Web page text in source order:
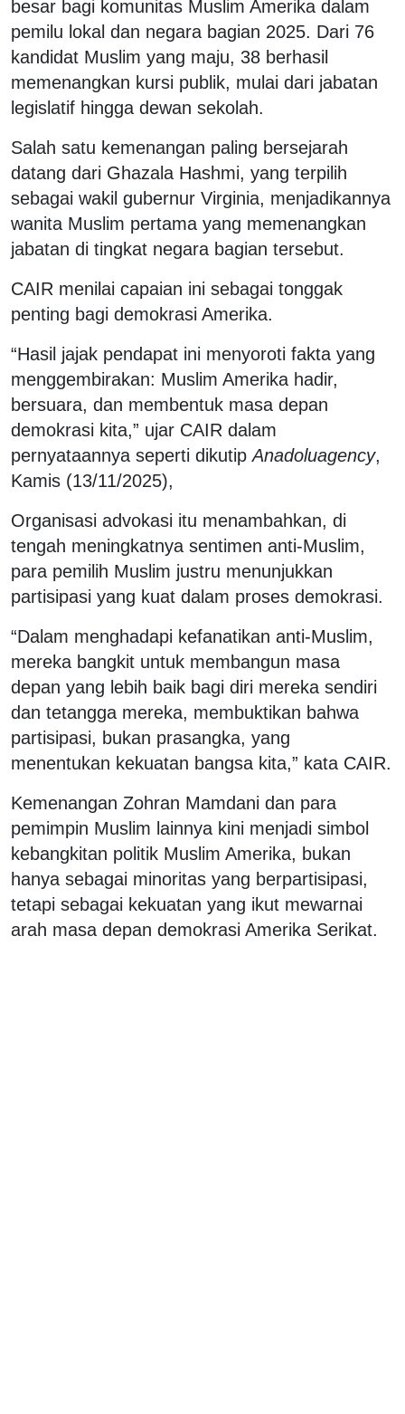
besar bagi komunitas Muslim Amerika dalam
pemilu lokal dan negara bagian 2025. Dari 76
kandidat Muslim yang maju, 38 berhasil
memenangkan kursi publik, mulai dari jabatan
legislatif hingga dewan sekolah.
Salah satu kemenangan paling bersejarah
datang dari Ghazala Hashmi, yang terpilih
sebagai wakil gubernur Virginia, menjadikannya
wanita Muslim pertama yang memenangkan
jabatan di tingkat negara bagian tersebut.
CAIR menilai capaian ini sebagai tonggak
penting bagi demokrasi Amerika.
“Hasil jajak pendapat ini menyoroti fakta yang
menggembirakan: Muslim Amerika hadir,
bersuara, dan membentuk masa depan
demokrasi kita,” ujar CAIR dalam
pernyataannya seperti dikutipAnadoluagency,
Kamis (13/11/2025),
Organisasi advokasi itu menambahkan, di
tengah meningkatnya sentimen anti-Muslim,
para pemilih Muslim justru menunjukkan
partisipasi yang kuat dalam proses demokrasi.
“Dalam menghadapi kefanatikan anti-Muslim,
mereka bangkit untuk membangun masa
depan yang lebih baik bagi diri mereka sendiri
dan tetangga mereka, membuktikan bahwa
partisipasi, bukan prasangka, yang
menentukan kekuatan bangsa kita,” kata CAIR.
Kemenangan Zohran Mamdani dan para
pemimpin Muslim lainnya kini menjadi simbol
kebangkitan politik Muslim Amerika, bukan
hanya sebagai minoritas yang berpartisipasi,
tetapi sebagai kekuatan yang ikut mewarnai
arah masa depan demokrasi Amerika Serikat.